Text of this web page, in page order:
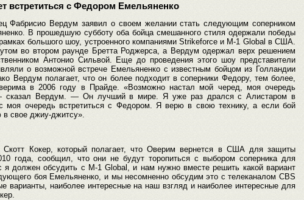
встретиться с Федором Емельяненко
Фабрисио Вердум заявил о своем желании стать следующим соперником
В прошедшую субботу оба бойца смешанного стиля одержали победы
большого шоу, устроенного компаниями Strikeforce и M-1 Global в США.
во втором раунде Бретта Роджерса, а Вердум одержал верх решением
Антонио Сильвой. Еще до проведения этого шоу представители
о возможной встрече Емельяненко с известным бойцом из Голландии
Вердум полагает, что он более подходит в соперники Федору, тем более,
в 2006 году в Прайде. «Возможно настал мой черед, моя очередь
сказал Вердум. — Он лучший в мире. Я уже раз дрался с Алистаром в
моя очередь встретиться с Федором. Я верю в свою технику, а если бой
в свое джиу-джитсу».
Скотт Кокер, который полагает, что Оверим вернется в США для защиты
года, сообщил, что они не будут торопиться с выбором соперника для
я должен обсудить с M-1 Global, и нам нужно вместе решить какой вариант
боя Емельяненко, и мы несомненно обсудим это с телеканалом CBS
варианты, наиболее интересные на наш взгляд и наиболее интересные для